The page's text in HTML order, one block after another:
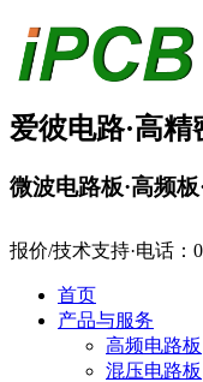
爱彼电路·高精
微波电路板·高频
报价/技术支持·电话：
首页
产品与服务
高频电路板
混压电路板